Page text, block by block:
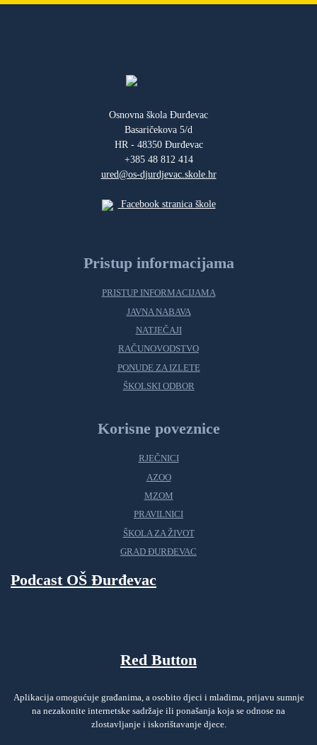
Osnovna škola Đurđevac
Basaričekova 5/d
HR - 48350 Đurđevac
+385 48 812 414
ured@os-djurdjevac.skole.hr
Facebook stranica škole
Pristup informacijama
PRISTUP INFORMACIJAMA
JAVNA NABAVA
NATJEČAJI
RAČUNOVODSTVO
PONUDE ZA IZLETE
ŠKOLSKI ODBOR
Korisne poveznice
RJEČNICI
AZOO
MZOM
PRAVILNICI
ŠKOLA ZA ŽIVOT
GRAD ĐURĐEVAC
Podcast OŠ Đurđevac
Red Button
Aplikacija omogućuje građanima, a osobito djeci i mladima, prijavu sumnje
na nezakonite internetske sadržaje ili ponašanja koja se odnose na
zlostavljanje i iskorištavanje djece.